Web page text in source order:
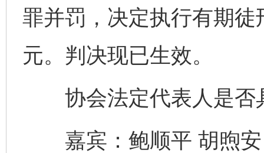
罪并罚，决定执行有期
元。判决现已生效。
协会法定代表人是否
嘉宾：鲍顺平 胡煦安